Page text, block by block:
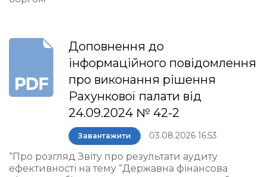
Доповнення до
інформаційного повідомлення
про виконання рішення
Рахункової палати від
24.09.2024 № 42-2
Завантажити 03.08.2026 16:53
“Про розгляд Звіту про результати аудиту
ефективності на тему “Державна фінансова